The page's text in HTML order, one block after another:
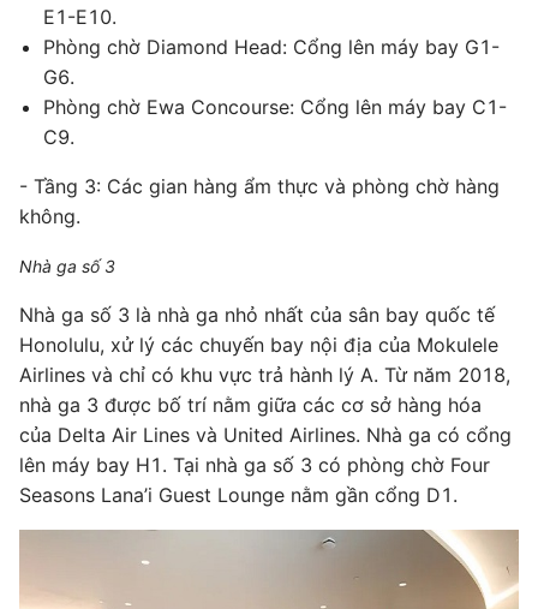
E1-E10.
Phòng chờ Diamond Head: Cổng lên máy bay G1-
G6.
Phòng chờ Ewa Concourse: Cổng lên máy bay C1-
C9.
- Tầng 3: Các gian hàng ẩm thực và phòng chờ hàng
không.
Nhà ga số 3
Nhà ga số 3 là nhà ga nhỏ nhất của sân bay quốc tế
Honolulu, xử lý các chuyến bay nội địa của Mokulele
Airlines và chỉ có khu vực trả hành lý A. Từ năm 2018,
nhà ga 3 được bố trí nằm giữa các cơ sở hàng hóa
của Delta Air Lines và United Airlines. Nhà ga có cổng
lên máy bay H1. Tại nhà ga số 3 có phòng chờ Four
Seasons Lana’i Guest Lounge nằm gần cổng D1.